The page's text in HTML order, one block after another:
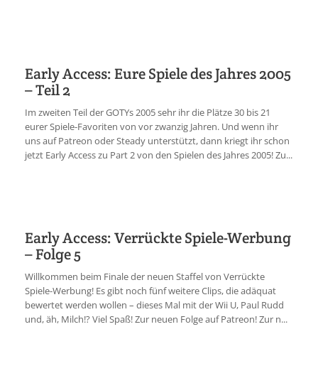
Early Access: Eure Spiele des Jahres 2005
– Teil 2
Im zweiten Teil der GOTYs 2005 sehr ihr die Plätze 30 bis 21
eurer Spiele-Favoriten von vor zwanzig Jahren. Und wenn ihr
uns auf Patreon oder Steady unterstützt, dann kriegt ihr schon
jetzt Early Access zu Part 2 von den Spielen des Jahres 2005! Zu...
Early Access: Verrückte Spiele-Werbung
– Folge 5
Willkommen beim Finale der neuen Staffel von Verrückte
Spiele-Werbung! Es gibt noch fünf weitere Clips, die adäquat
bewertet werden wollen – dieses Mal mit der Wii U, Paul Rudd
und, äh, Milch!? Viel Spaß! Zur neuen Folge auf Patreon! Zur n...